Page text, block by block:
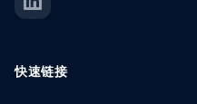
快速链接